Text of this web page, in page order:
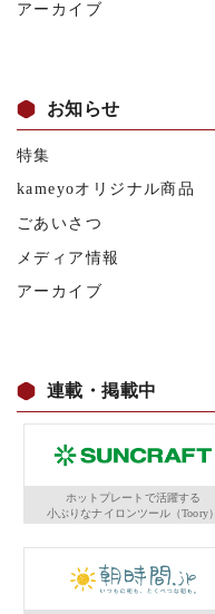
アーカイブ
お知らせ
特集
kameyoオリジナル商品
ごあいさつ
メディア情報
アーカイブ
連載・掲載中
ホットプレートで活躍する
小ぶりなナイロンツール（Toory）